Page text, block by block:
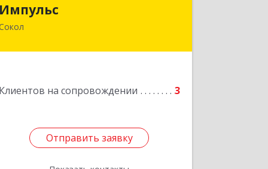
Импульс
Клиентов на сопровождении 3
Отправить заявку
162130, Вологодская обл, Сокольский
Подробнее
Отправить заявку